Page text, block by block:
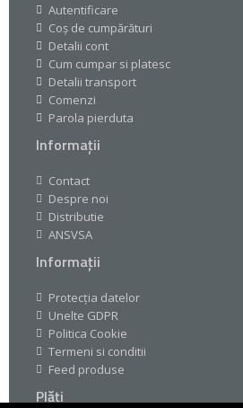
Autentificare
Coș de cumpărături
Detalii cont
Cum cumpar si platesc
Detalii transport
Comenzi
Parola pierduta
Informații
Contact
Despre noi
Distributie
ANSVSA
Informații
Protecția datelor
Unelte GDPR
Politica Cookie
Termeni si conditii
Feed produse
Plăți